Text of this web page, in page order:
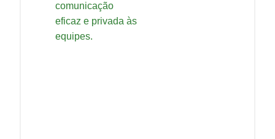
comunicação
eficaz e privada às
equipes.